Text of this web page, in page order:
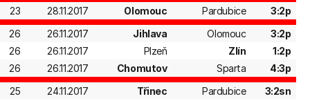
23
28.11.2017 Olomouc Pardubice
3:2p
26
26.11.2017 Jihlava Olomouc
3:2p
26
26.11.2017 Plzeň Zlín
1:2p
26
26.11.2017 Chomutov Sparta
4:3p
25
24.11.2017 Třinec Pardubice
3:2sn